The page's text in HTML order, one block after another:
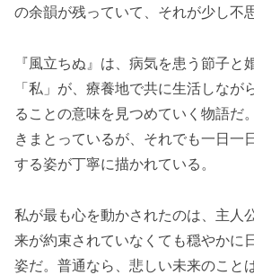
の余韻が残っていて、それが少し不
『風立ちぬ』は、病気を患う節子と
「私」が、療養地で共に生活しなが
ることの意味を見つめていく物語だ
きまとっているが、それでも一日一
する姿が丁寧に描かれている。
私が最も心を動かされたのは、主人
来が約束されていなくても穏やかに
姿だ。普通なら、悲しい未来のこと